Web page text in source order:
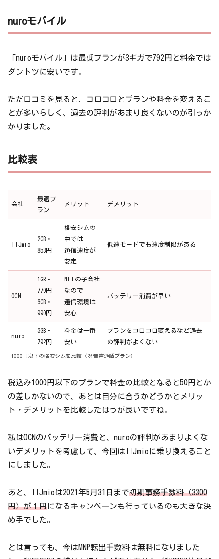
nuroモバイル
「nuroモバイル」は最低プランが3ギガで792円と料金では
ダントツに安いです。
ただ口コミを見ると、コロコロとプランや料金を変えるこ
とが多いらしく、過去の評判があまり良くないのが引っか
かりました。
比較表
会社
最適プ
ラン
メリット デメリット
IIJmio
2GB・
858円
格安シムの
中では
通信速度が
安定
低速モードでも速度制限がある
OCN
1GB・
770円
3GB・
990円
NTTの子会社
なので
通信環境は
安心
バッテリー消費が早い
nuro
3GB・
792円
料金は一番
安い
プランをコロコロ変えるなど過去
の評判がよくない
1000円以下の格安シムを比較（※音声通話プラン）
税込み1000円以下のプランで料金の比較となると50円とか
の差しかないので、あとは自分に合うかどうかとメリッ
ト・デメリットを比較したほうが良いですね。
私はOCNのバッテリー消費と、nuroの評判があまりよくな
いデメリットを考慮して、今回はIIJmioに乗り換えること
にしました。
あと、IIJmioは2021年5月31日まで初期事務手数料（3300
円）が１円になるキャンペーンも行っているのも大きな決
め手でした。
とは言っても、今はMNP転出手数料は無料になりました